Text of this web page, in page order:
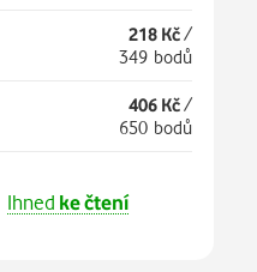
218 Kč/
349 bodů
406 Kč/
650 bodů
Ihned ke čtení